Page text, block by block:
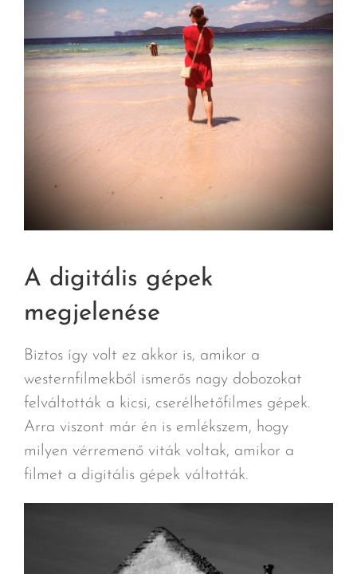
A digitális gépek
megjelenése
Biztos így volt ez akkor is, amikor a
westernfilmekből ismerős nagy dobozokat
felváltották a kicsi, cserélhetőfilmes gépek.
Arra viszont már én is emlékszem, hogy
milyen vérremenő viták voltak, amikor a
filmet a digitális gépek váltották.